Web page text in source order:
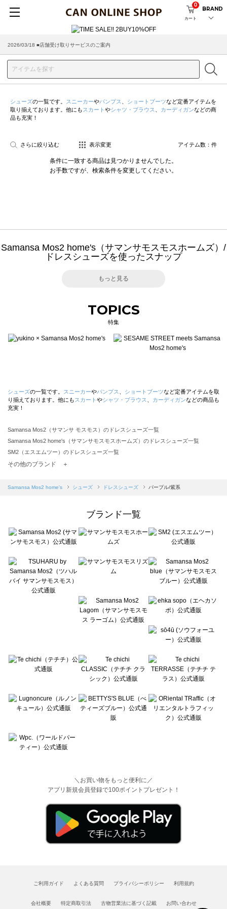
カート
0
BRAND
2026/03/18 ■店舗受け取りサービスのご案内
シューズの一覧です。 スニーカーやパンプス ショートブーツなど定番アイテムを
取り揃えております。他にも スカート やシャツ・ブラウス カーディガンなどの商
品も充実！
さらに絞り込む 表示変更 アイテム数： 件
条件に一致する商品は見つかりませんでした。
お手数ですが、検索条件を変更してください。
Samansa Mos2 home's（サマンサモスモスホームズ）/
ドレスシューズを使ったスナップ
もっと見る
TOPICS
特集
シューズの一覧です。 スニーカーやパンプス ショートブーツなど定番アイテムを取
り揃えております。他にも スカート やシャツ・ブラウス カーディガンなどの商品も
充実！
Samansa Mos2（サマンサ モスモス）のドレスシューズ一覧
Samansa Mos2 home's（サマンサモスモスホームズ）のドレスシューズ一覧
SM2（エスエムツー）のドレスシューズ一覧
Samansa Mos2 blue（サマンサモスモス ブルー）のドレスシューズ一覧
sō4ū（ソウフォーユー）のドレスシューズ一覧
Te chichi（テチチ）のドレスシューズ一覧
Te chichi CLASSIC（テチチ クラシック）のドレスシューズ一覧
Lugnoncure（ルノンキュール）のドレスシューズ一覧
BETTY'S BLUE（べティーズブルー）のドレスシューズ一覧
Wpc.（ワールドパーティー）のドレスシューズ一覧
その他のブランド ＋
Samansa Mos2 home's シューズ ドレスシューズ パープル/紫系
ブランド一覧
＼お買い物をもっと便利に／
アプリ新規会員登録で100ポイントプレゼント！
ご利用ガイド よくある質問 プライバシーポリシー 利用規約
会社概要 特定商取引法 古物営業法に基づく記載 お問い合わせ